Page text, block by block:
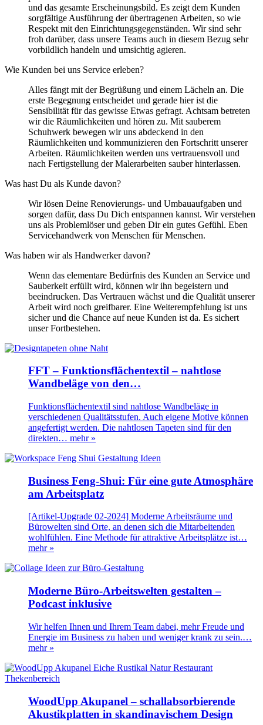
und das gesamte Erscheinungsbild. Es zeigt dem Kunden
sorgfältige Ausführung der übertragenen Arbeiten, so wie
Respekt mit den Einrichtungsgegenständen. Wir sind sehr
froh darüber, dass unsere Teams auch in diesem Bezug sehr
vorbildlich handeln und umsichtig agieren.
Wie Kunden bei uns Service erleben?
Alles fängt mit der Begrüßung und einem Lächeln an. Die
erste Begegnung entscheidet und gerade hier ist die
Sensibilität für das gewisse Etwas gefragt. Achtsam betreten
wir die Räumlichkeiten und hören zu. Mit sauberem
Schuhwerk bewegen wir uns abdeckend in den
Räumlichkeiten und kommunizieren den Fortschritt unserer
Arbeiten. Räumlichkeiten werden uns vertrauensvoll und
nach Fertigstellung der Malerarbeiten sauber hinterlassen.
Was hast Du als Kunde davon?
Wir lösen Deine Renovierungs- und Umbauaufgaben und
sorgen dafür, dass Du Dich entspannen kannst. Wir verstehen
uns als Problemlöser und geben Dir ein gutes Gefühl. Eben
Servicehandwerk von Menschen für Menschen.
Was haben wir als Handwerker davon?
Wenn das elementare Bedürfnis des Kunden an Service und
Sauberkeit erfüllt wird, können wir ihn begeistern und
beeindrucken. Das Vertrauen wächst und die Qualität unserer
Arbeit wird noch greifbarer. Eine Weiterempfehlung ist uns
sicher und die Chance auf neue Kunden ist da. Es sichert
unser Fortbestehen.
FFT – Funktionsflächentextil – nahtlose
Wandbeläge von den…
Funktionsflächentextil sind nahtlose Wandbeläge in
verschiedenen Qualitätsstufen. Auch eigene Motive können
angefertigt werden. Die nahtlosen Tapeten sind für den
direkten… mehr »
Business Feng-Shui: Für eine gute Atmosphäre
am Arbeitsplatz
[Artikel-Upgrade 02-2024] Moderne Arbeitsräume und
Bürowelten sind Orte, an denen sich die Mitarbeitenden
wohlfühlen. Eine Methode für attraktive Arbeitsplätze ist…
mehr »
Moderne Büro-Arbeitswelten gestalten –
Podcast inklusive
Wir helfen Ihnen und Ihrem Team dabei, mehr Freude und
Energie im Business zu haben und weniger krank zu sein.…
mehr »
WoodUpp Akupanel – schallabsorbierende
Akustikplatten in skandinavischem Design